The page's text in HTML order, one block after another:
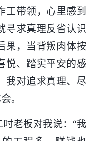
工带领，心里感到
寻求真理反省认识
果，当背叛肉体按
悦、踏实平安的感
我对追求真理、尽
。
老板对我说：“我